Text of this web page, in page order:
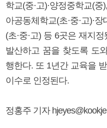
학교(중·고)·양정중학교(
아공동체학교(초·중·고)·
(초·중·고) 등 6곳은 재지
발산하고 꿈을 찾도록 도
행한다. 또 1년간 교육을
이수로 인정된다.
정홍주 기자